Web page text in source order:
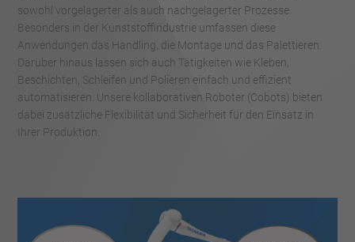
sowohl vorgelagerter als auch nachgelagerter Prozesse.
Besonders in der Kunststoffindustrie umfassen diese
Anwendungen das Handling, die Montage und das Palettieren.
Darüber hinaus lassen sich auch Tätigkeiten wie Kleben,
Beschichten, Schleifen und Polieren einfach und effizient
automatisieren. Unsere kollaborativen Roboter (Cobots) bieten
dabei zusätzliche Flexibilität und Sicherheit für den Einsatz in
Ihrer Produktion.